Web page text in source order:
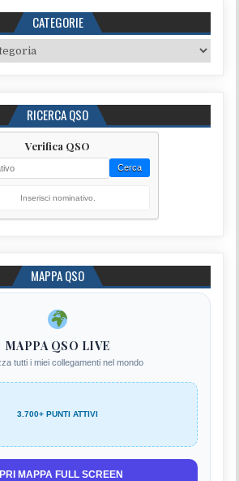
CATEGORIE
RICERCA QSO
Verifica QSO
Cerca
Inserisci nominativo.
MAPPA QSO
MAPPA QSO LIVE
tutti i miei collegamenti nel mondo
3.700+ PUNTI ATTIVI
MAPPA FULL SCREEN